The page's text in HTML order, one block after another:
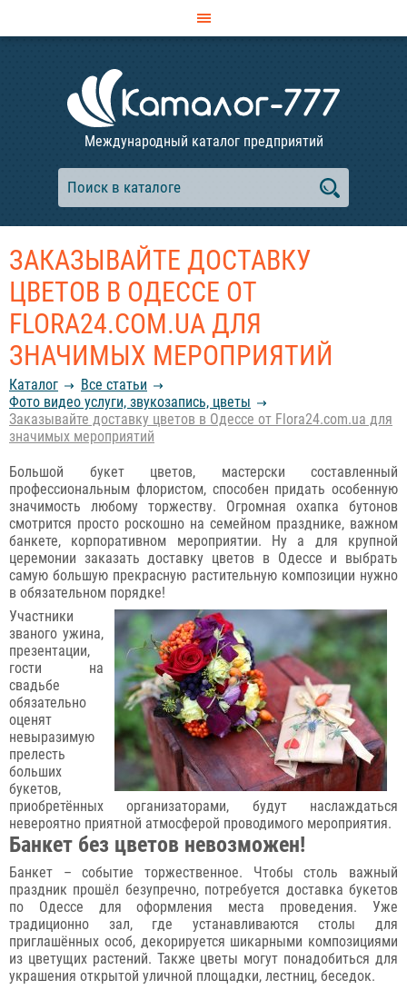
Международный каталог предприятий
ЗАКАЗЫВАЙТЕ ДОСТАВКУ
ЦВЕТОВ В ОДЕССЕ ОТ
FLORA24.COM.UA ДЛЯ
ЗНАЧИМЫХ МЕРОПРИЯТИЙ
Каталог
Все статьи
Фото видео услуги, звукозапись, цветы
Заказывайте доставку цветов в Одессе от Flora24.com.ua для
значимых мероприятий
Большой букет цветов, мастерски составленный
профессиональным флористом, способен придать особенную
значимость любому торжеству. Огромная охапка бутонов
смотрится просто роскошно на семейном празднике, важном
банкете, корпоративном мероприятии. Ну а для крупной
церемонии заказать доставку цветов в Одессе и выбрать
самую большую прекрасную растительную композиции нужно
в обязательном порядке!
Участники
званого ужина,
презентации,
гости на
свадьбе
обязательно
оценят
невыразимую
прелесть
больших
букетов,
приобретённых организаторами, будут наслаждаться
невероятно приятной атмосферой проводимого мероприятия.
Банкет без цветов невозможен!
Банкет – событие торжественное. Чтобы столь важный
праздник прошёл безупречно, потребуется доставка букетов
по Одессе для оформления места проведения. Уже
традиционно зал, где устанавливаются столы для
приглашённых особ, декорируется шикарными композициями
из цветущих растений. Также цветы могут понадобиться для
украшения открытой уличной площадки, лестниц, беседок.